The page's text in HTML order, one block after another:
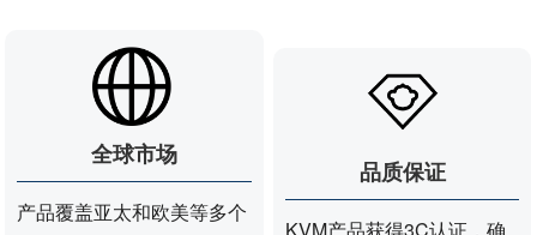
全球市场
产品覆盖亚太和欧美等多个
品质保证